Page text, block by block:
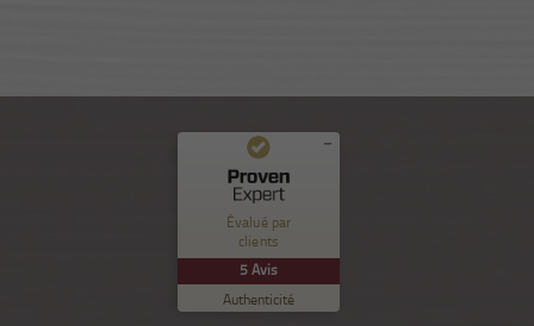
Évalué par
clients
5Avis
Authenticité
Commentaires et expériences des clients pour
Nuance Sion
100
%
Recommandé sur
ProvenExpert.com
EXCELLENT
5.00
/